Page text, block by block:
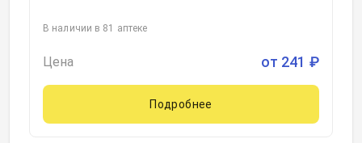
В наличии в 81 аптеке
Цена от 241 ₽
Подробнее